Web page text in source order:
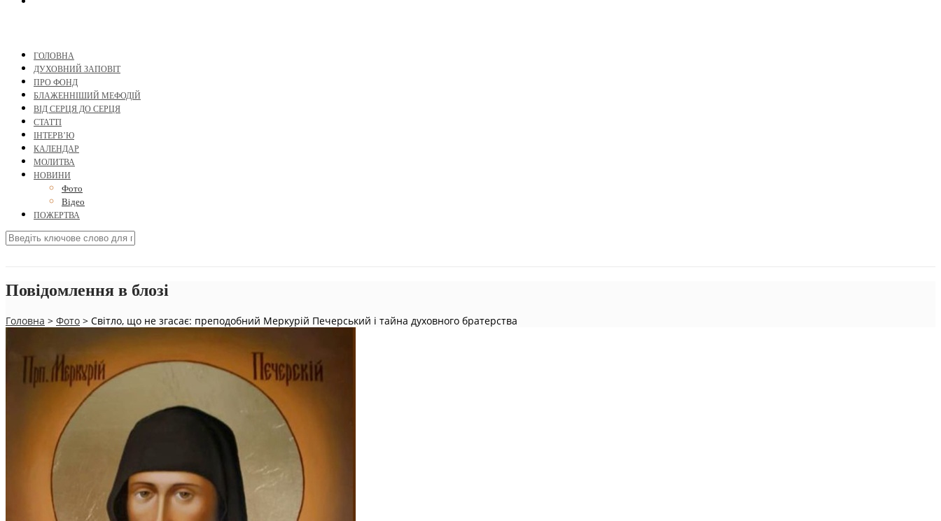
ГОЛОВНА
ДУХОВНИЙ ЗАПОВІТ
ПРО ФОНД
БЛАЖЕННІШИЙ МЕФОДІЙ
ВІД СЕРЦЯ ДО СЕРЦЯ
СТАТТІ
ІНТЕРВ’Ю
КАЛЕНДАР
МОЛИТВА
НОВИНИ
Фото
Відео
ПОЖЕРТВА
Повідомлення в блозі
Головна > Фото > Світло, що не згасає: преподобний Меркурій Печерський і тайна духовного братерства